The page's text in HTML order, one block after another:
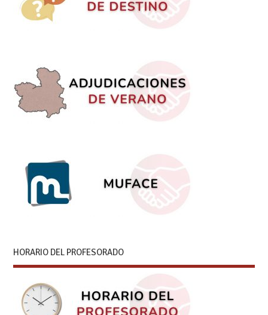
HORARIO DEL PROFESORADO